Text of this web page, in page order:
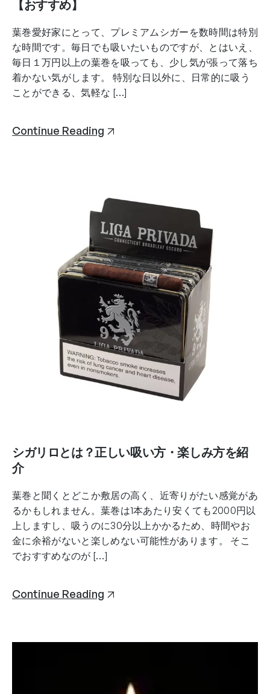
【おすすめ】
葉巻愛好家にとって、プレミアムシガーを数時間は特別
な時間です。毎日でも吸いたいものですが、とはいえ、
毎日１万円以上の葉巻を吸っても、少し気が張って落ち
着かない気がします。 特別な日以外に、日常的に吸う
ことができる、気軽な […]
Continue Reading
シガリロとは？正しい吸い方・楽しみ方を紹
介
葉巻と聞くとどこか敷居の高く、近寄りがたい感覚があ
るかもしれません。葉巻は1本あたり安くても2000円以
上しますし、吸うのに30分以上かかるため、時間やお
金に余裕がないと楽しめない可能性があります。 そこ
でおすすめなのが […]
Continue Reading